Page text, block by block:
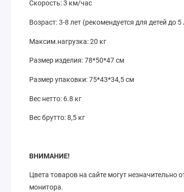
Скорость: 3 км/час
Возраст: 3-8 лет (рекомендуется для детей до 5
Максим.нагрузка: 20 кг
Размер изделия: 78*50*47 см
Размер упаковки: 75*43*34,5 см
Вес нетто: 6.8 кг
Вес брутто: 8,5 кг
ВНИМАНИЕ!
Цвета товаров на сайте могут незначительно
монитора.